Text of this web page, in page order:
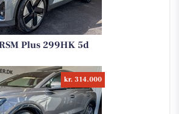
Plus 299HK 5d
kr. 314.000